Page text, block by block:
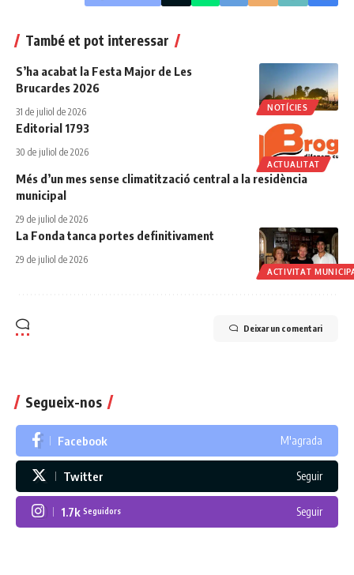
També et pot interessar
NOTÍCIES
S’ha acabat la Festa Major de Les
Brucardes 2026
31 de juliol de 2026
ACTUALITAT
Editorial 1793
30 de juliol de 2026
Més d’un mes sense climatització central a la residència
municipal
29 de juliol de 2026
ACTIVITAT
La Fonda tanca portes definitivament
29 de juliol de 2026
Deixar un comentari
Segueix-nos
Facebook M'agrada
Twitter Seguir
1.7k Seguidors Seguir